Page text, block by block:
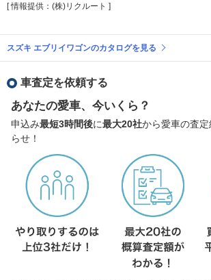
[ 情報提供：(株)リクルート ]
スズキ エブリイワゴンのカタログを見る
車査定を依頼する
あなたの愛車、今いくら？
申込み最短3時間後に最大20社から愛車の査
らせ！